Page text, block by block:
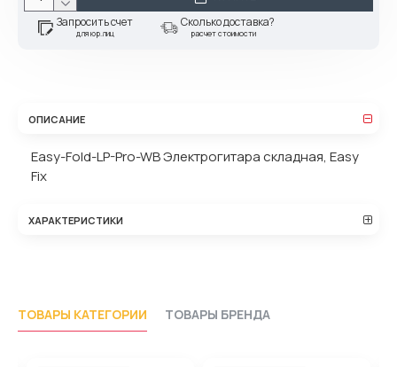
Запросить счет
для юр.лиц
Сколько доставка?
расчет стоимости
ОПИСАНИЕ
Easy-Fold-LP-Pro-WB Электрогитара складная, Easy
Fix
ХАРАКТЕРИСТИКИ
ТОВАРЫ КАТЕГОРИИ ТОВАРЫ БРЕНДА